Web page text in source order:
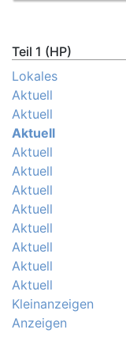
Teil 1 (HP)
Lokales
Aktuell
Aktuell
Aktuell
Aktuell
Aktuell
Aktuell
Aktuell
Aktuell
Aktuell
Aktuell
Aktuell
Kleinanzeigen
Anzeigen